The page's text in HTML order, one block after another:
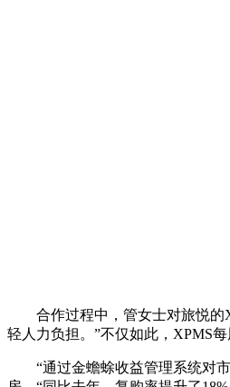
合作过程中，管女士对旅悦的
轻人力负担。”不仅如此，XPMS
“通过金蟾蜍收益管理系统对市